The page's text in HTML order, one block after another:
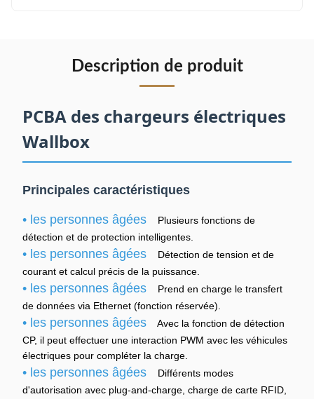
Description de produit
PCBA des chargeurs électriques
Wallbox
Principales caractéristiques
• les personnes âgées
Plusieurs fonctions de
détection et de protection intelligentes.
• les personnes âgées
Détection de tension et de
courant et calcul précis de la puissance.
• les personnes âgées
Prend en charge le transfert
de données via Ethernet (fonction réservée).
• les personnes âgées
Avec la fonction de détection
CP, il peut effectuer une interaction PWM avec les véhicules
électriques pour compléter la charge.
• les personnes âgées
Différents modes
d'autorisation avec plug-and-charge, charge de carte RFID,